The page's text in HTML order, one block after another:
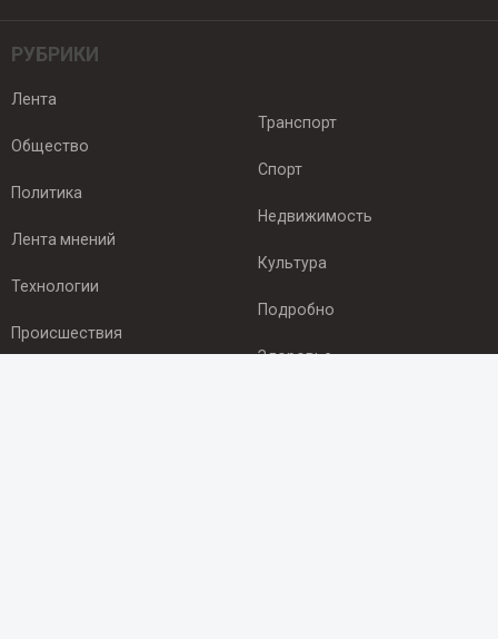
РУБРИКИ
Лента
Общество
Политика
Лента мнений
Технологии
Происшествия
Транспорт
Спорт
Недвижимость
Культура
Подробно
Здоровье